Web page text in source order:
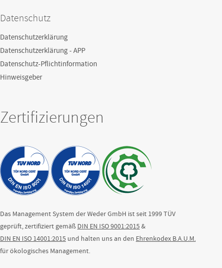
Datenschutz
Datenschutzerklärung
Datenschutzerklärung - APP
Datenschutz-Pflichtinformation
Hinweisgeber
Zertifizierungen
Das Management System der Weder GmbH ist seit 1999 TÜV
geprüft, zertifiziert gemäß DIN EN ISO 9001:2015&
DIN EN ISO 14001:2015 und halten uns an den Ehrenkodex B.A.U.M.
für ökologisches Management.